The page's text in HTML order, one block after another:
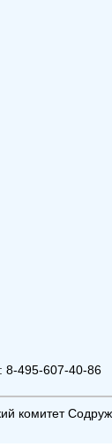
8-495-607-40-86
комитет